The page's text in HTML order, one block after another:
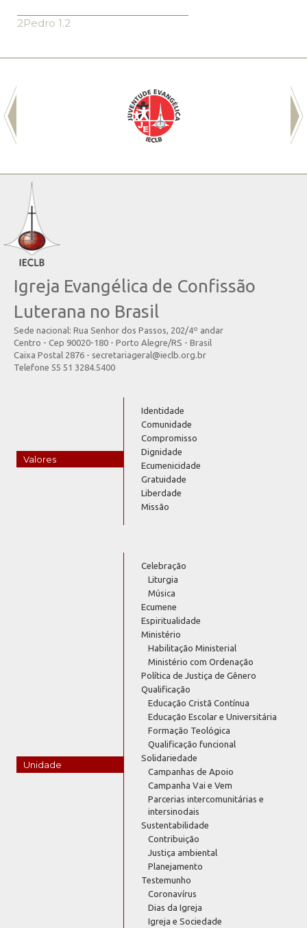
2Pedro 1.2
Igreja Evangélica de Confissão
Luterana no Brasil
Sede nacional: Rua Senhor dos Passos, 202/4º andar
Centro - Cep 90020-180 - Porto Alegre/RS - Brasil
Caixa Postal 2876 - secretariageral@ieclb.org.br
Telefone 55 51 3284.5400
Valores
Identidade
Comunidade
Compromisso
Dignidade
Ecumenicidade
Gratuidade
Liberdade
Missão
Unidade
Celebração
Liturgia
Música
Ecumene
Espiritualidade
Ministério
Habilitação Ministerial
Ministério com Ordenação
Política de Justiça de Gênero
Qualificação
Educação Cristã Contínua
Educação Escolar e Universitária
Formação Teológica
Qualificação funcional
Solidariedade
Campanhas de Apoio
Campanha Vai e Vem
Parcerias intercomunitárias e
intersinodais
Sustentabilidade
Contribuição
Justiça ambiental
Planejamento
Testemunho
Coronavírus
Dias da Igreja
Igreja e Sociedade